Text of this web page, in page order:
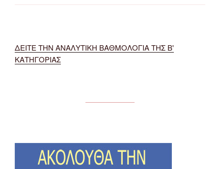
ΔΕΙΤΕ ΤΗΝ ΑΝΑΛΥΤΙΚΗ ΒΑΘΜΟΛΟΓΙΑ ΤΗΣ Β'
ΚΑΤΗΓΟΡΙΑΣ